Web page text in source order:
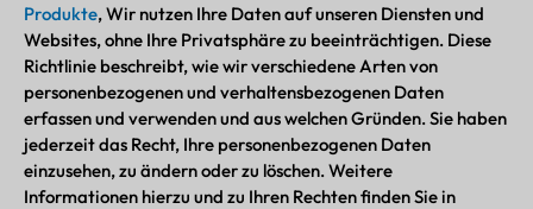
Produkte, Wir nutzen Ihre Daten auf unseren Diensten und
Websites, ohne Ihre Privatsphäre zu beeinträchtigen. Diese
Richtlinie beschreibt, wie wir verschiedene Arten von
personenbezogenen und verhaltensbezogenen Daten
erfassen und verwenden und aus welchen Gründen. Sie haben
jederzeit das Recht, Ihre personenbezogenen Daten
einzusehen, zu ändern oder zu löschen. Weitere
Informationen hierzu und zu Ihren Rechten finden Sie in